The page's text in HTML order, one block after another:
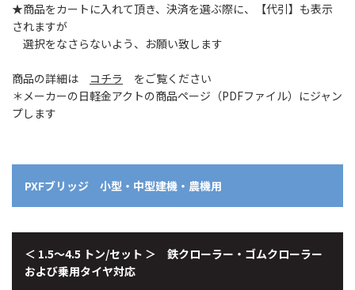
★商品をカートに入れて頂き、決済を選ぶ際に、【代引】も表示
されますが
選択をなさらないよう、お願い致します
商品の詳細は コチラ をご覧ください
＊メーカーの日軽金アクトの商品ページ（PDFファイル）にジャン
プします
PXFブリッジ 小型・中型建機・農機用
＜ 1.5～4.5 トン/セット ＞ 鉄クローラー・ゴムクローラー
および乗用タイヤ対応